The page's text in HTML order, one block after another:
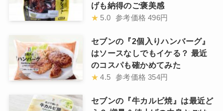
げも納得のご褒美感
★ 5.0 参考価格 496円
セブンの『2個入りハンバーグ』
はソースなしでもイケる？ 最近
のコスパも確かめてみた
★ 4.5 参考価格 354円
セブンの『牛カルビ焼』は最近ど